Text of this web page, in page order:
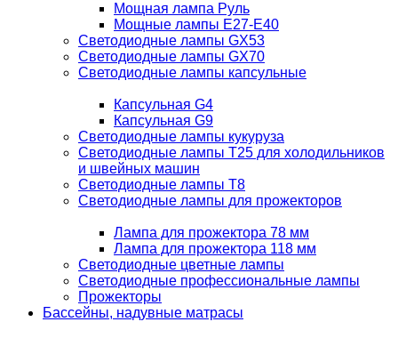
Мощная лампа Руль
Мощные лампы E27-E40
Светодиодные лампы GX53
Светодиодные лампы GX70
Светодиодные лампы капсульные
Капсульная G4
Капсульная G9
Светодиодные лампы кукуруза
Светодиодные лампы T25 для холодильников
и швейных машин
Светодиодные лампы T8
Светодиодные лампы для прожекторов
Лампа для прожектора 78 мм
Лампа для прожектора 118 мм
Светодиодные цветные лампы
Светодиодные профессиональные лампы
Прожекторы
Бассейны, надувные матрасы